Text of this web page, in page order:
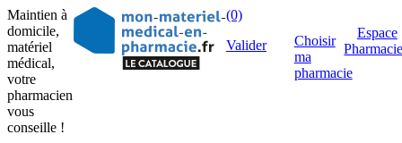
Maintien à
domicile,
matériel
médical,
votre
pharmacien
vous
conseille !
(0)
Valider
Choisir
ma
pharmacie
Espace